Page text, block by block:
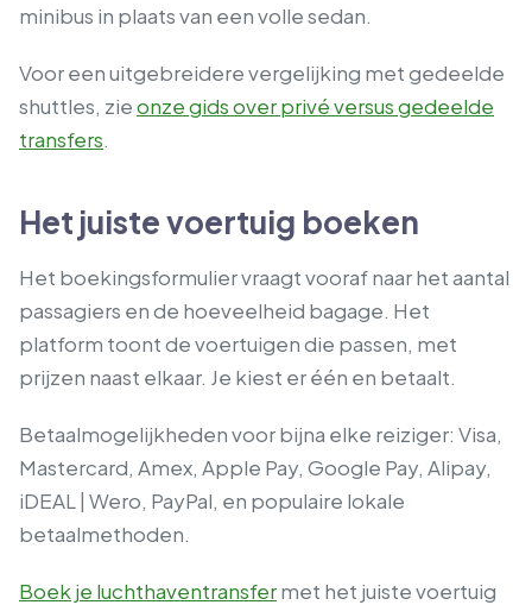
minibus in plaats van een volle sedan.
Voor een uitgebreidere vergelijking met gedeelde
shuttles, zieonze gids over privé versus gedeelde
transfers.
Het juiste voertuig boeken
Het boekingsformulier vraagt vooraf naar het aantal
passagiers en de hoeveelheid bagage. Het
platform toont de voertuigen die passen, met
prijzen naast elkaar. Je kiest er één en betaalt.
Betaalmogelijkheden voor bijna elke reiziger: Visa,
Mastercard, Amex, Apple Pay, Google Pay, Alipay,
iDEAL | Wero, PayPal, en populaire lokale
betaalmethoden.
Boek je luchthaventransfermet het juiste voertuig